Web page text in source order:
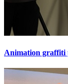
Animation graffiti